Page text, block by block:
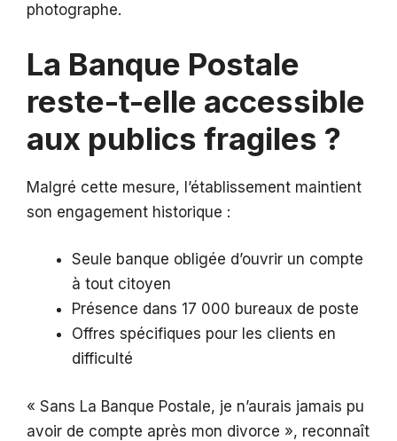
photographe.
La Banque Postale
reste-t-elle accessible
aux publics fragiles ?
Malgré cette mesure, l’établissement maintient
son engagement historique :
Seule banque obligée d’ouvrir un compte
à tout citoyen
Présence dans 17 000 bureaux de poste
Offres spécifiques pour les clients en
difficulté
« Sans La Banque Postale, je n’aurais jamais pu
avoir de compte après mon divorce », reconnaît